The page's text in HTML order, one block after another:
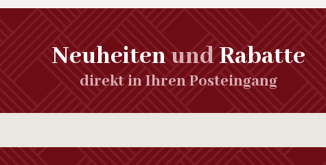
NeuheitenundRabatte
direkt in Ihren Posteingang